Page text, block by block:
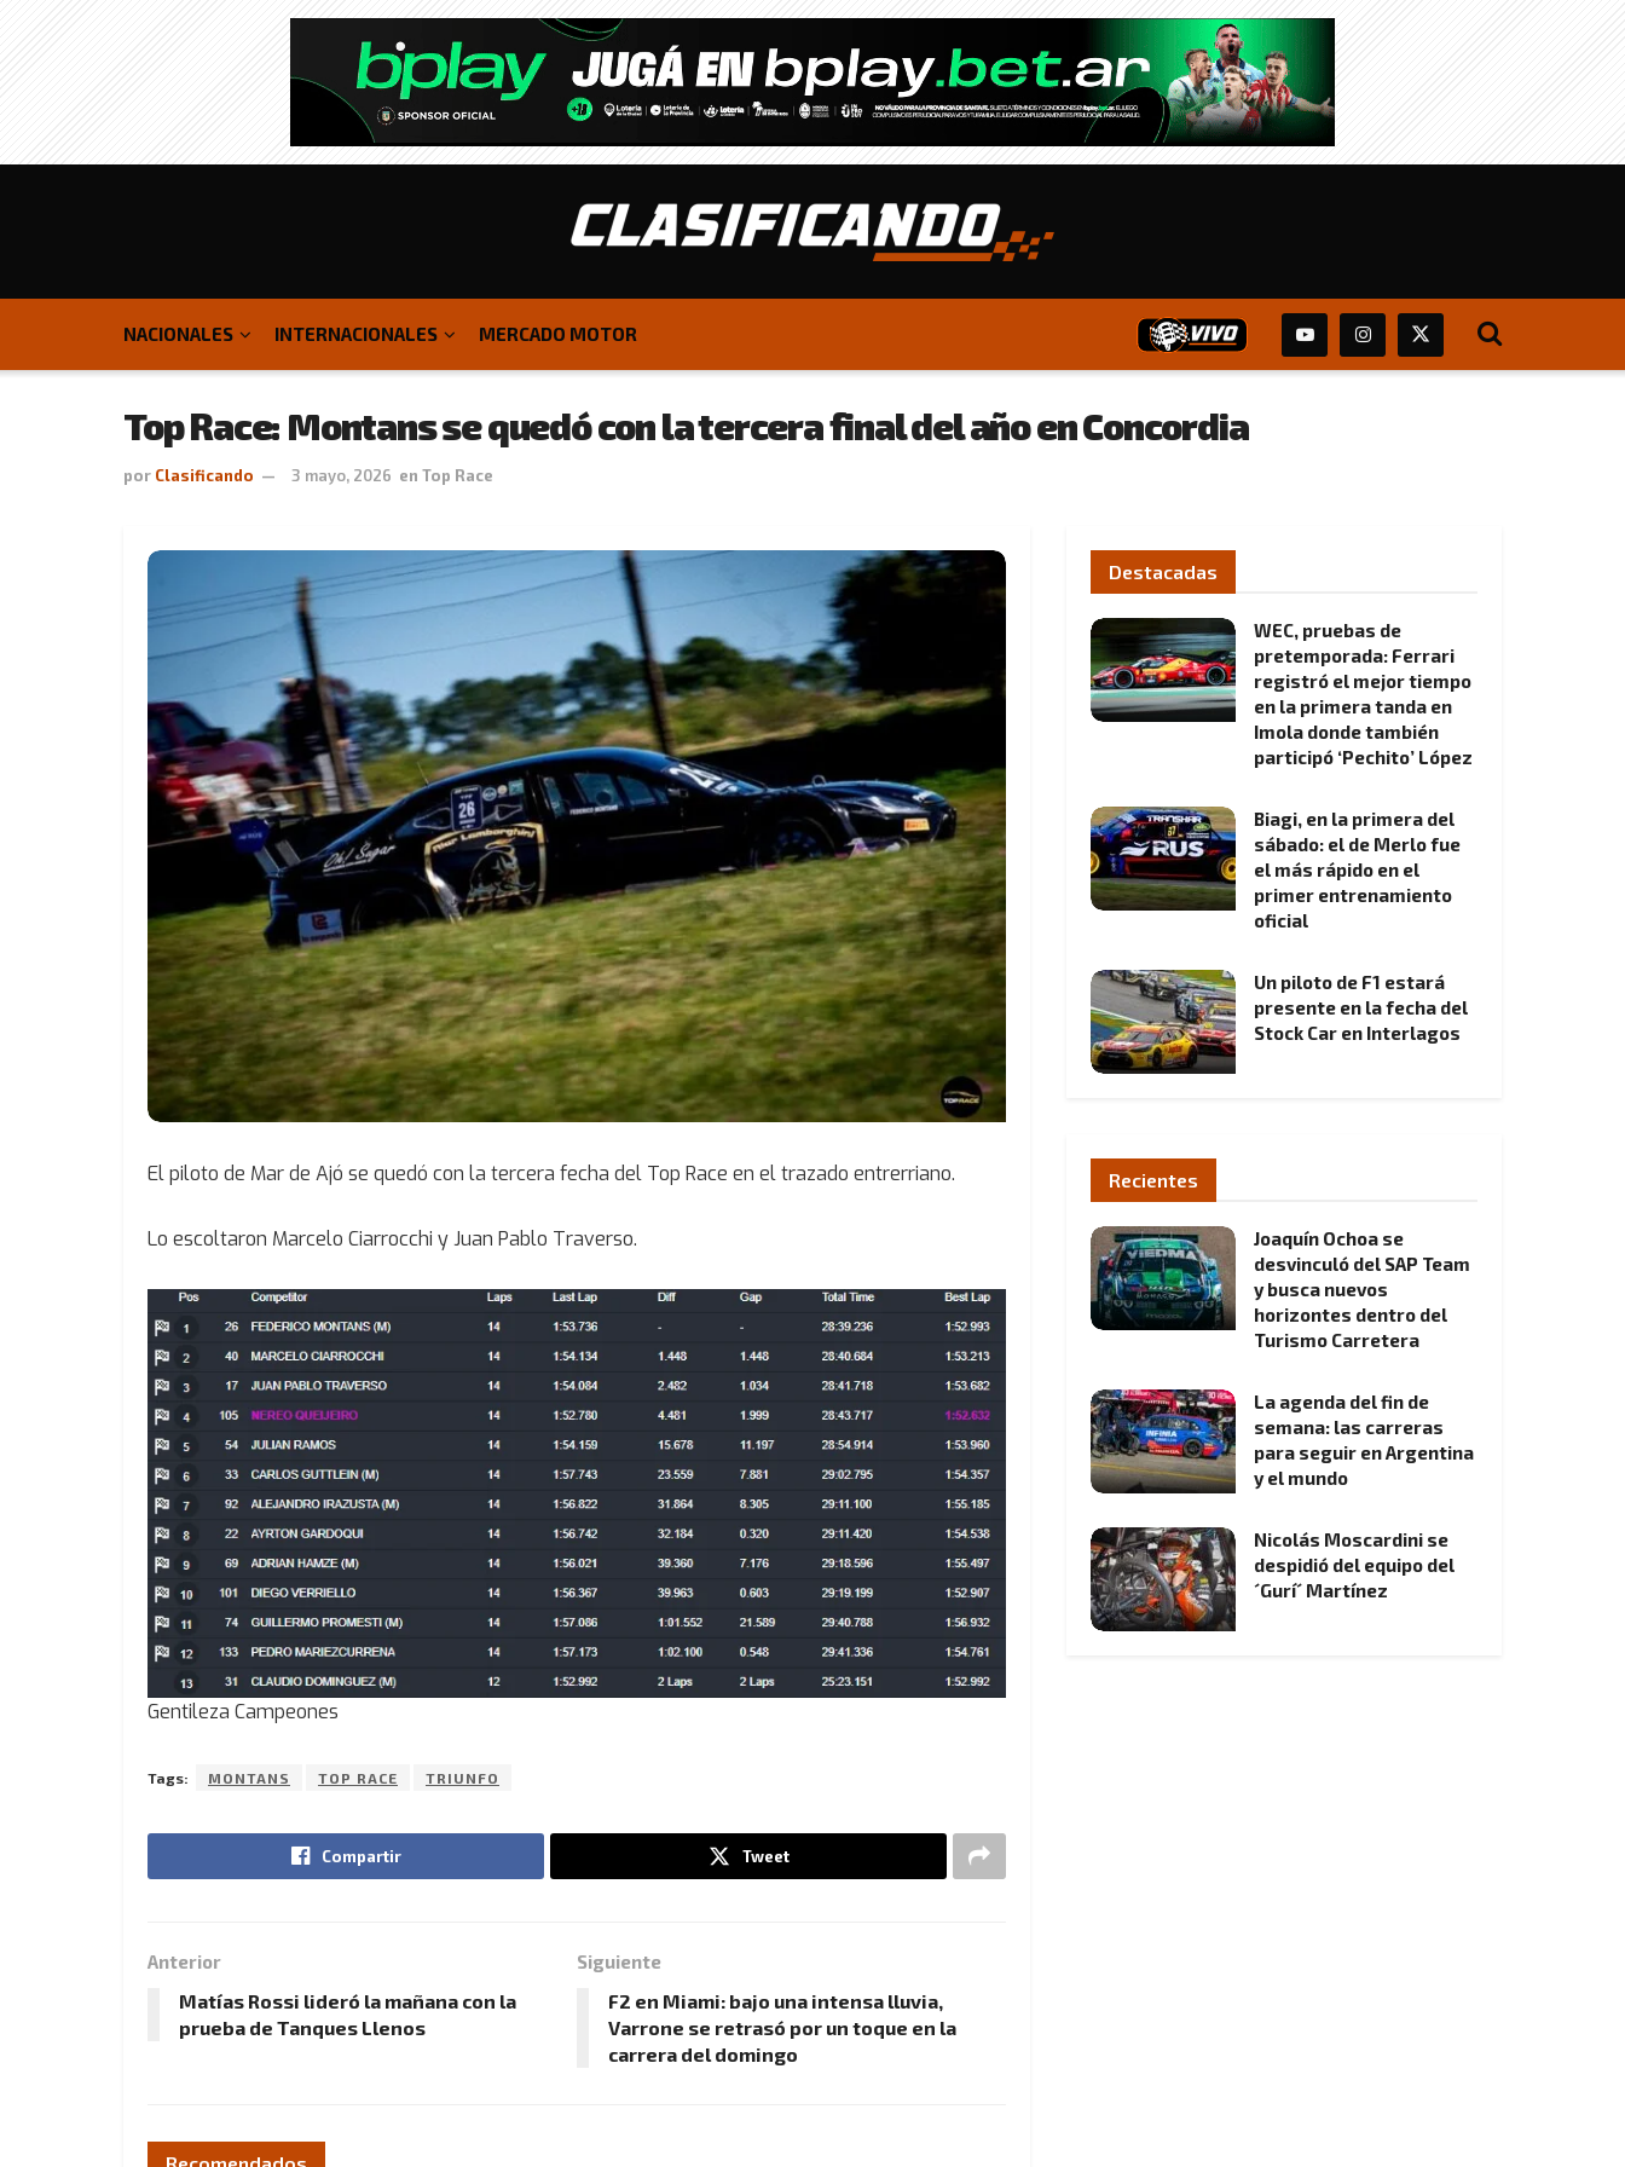
NACIONALES INTERNACIONALES MERCADO MOTOR
Top Race: Montans se quedó con la tercera final del año en Concordia
por Clasificando 3 mayo, 2026 en Top Race
El piloto de Mar de Ajó se quedó con la tercera fecha del Top Race en el trazado entrerriano.
Lo escoltaron Marcelo Ciarrocchi y Juan Pablo Traverso.
Gentileza Campeones
Tags: MONTANS TOP RACE TRIUNFO
Compartir Tweet
Anterior
Matías Rossi lideró la mañana con la
prueba de Tanques Llenos
Siguiente
F2 en Miami: bajo una intensa lluvia,
Varrone se retrasó por un toque en la
carrera del domingo
Destacadas
WEC, pruebas de
pretemporada: Ferrari
registró el mejor tiempo
en la primera tanda en
Imola donde también
participó ‘Pechito’ López
Biagi, en la primera del
sábado: el de Merlo fue
el más rápido en el
primer entrenamiento
oficial
Un piloto de F1 estará
presente en la fecha del
Stock Car en Interlagos
Recientes
Joaquín Ochoa se
desvinculó del SAP Team
y busca nuevos
horizontes dentro del
Turismo Carretera
La agenda del fin de
semana: las carreras
para seguir en Argentina
y el mundo
Nicolás Moscardini se
despidió del equipo del
´Gurí´ Martínez